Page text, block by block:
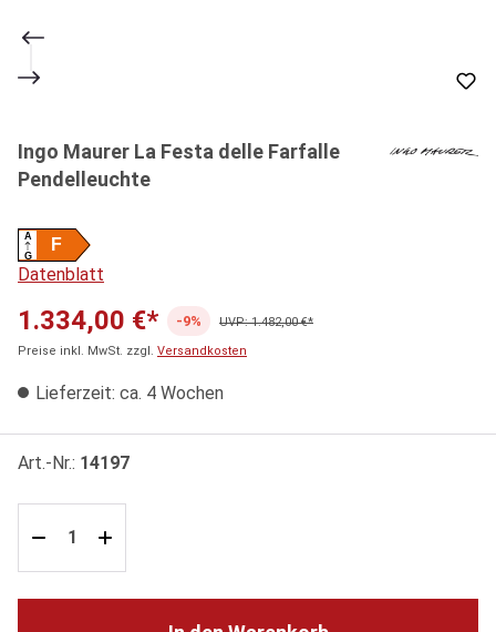
Ingo Maurer La Festa delle Farfalle
Pendelleuchte
F
A
G
Datenblatt
1.334,00 €* -9%
UVP: 1.482,00 €*
Preise inkl. MwSt. zzgl. Versandkosten
Lieferzeit: ca. 4 Wochen
Art.-Nr.: 14197